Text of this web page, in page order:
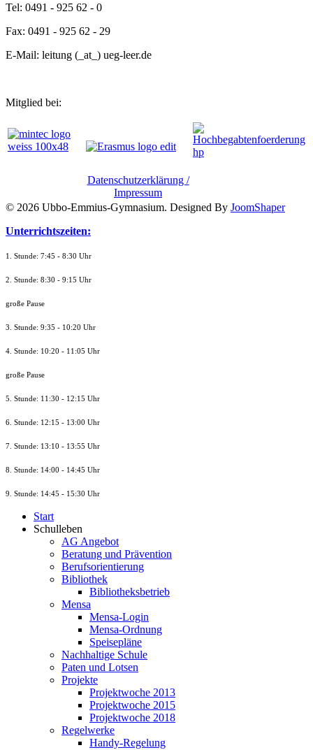
Tel: 0491 - 925 62 - 0
Fax: 0491 - 925 62 - 29
E-Mail: leitung (_at_) ueg-leer.de
Mitglied bei:
Datenschutzerklärung /
Impressum
© 2026 Ubbo-Emmius-Gymnasium. Designed By JoomShaper
Unterrichtszeiten:
1. Stunde: 7:45 - 8:30 Uhr
2. Stunde: 8:30 - 9:15 Uhr
große Pause
3. Stunde: 9:35 - 10:20 Uhr
4. Stunde: 10:20 - 11:05 Uhr
große Pause
5. Stunde: 11:30 - 12:15 Uhr
6. Stunde: 12:15 - 13:00 Uhr
7. Stunde: 13:10 - 13:55 Uhr
8. Stunde: 14:00 - 14:45 Uhr
9. Stunde: 14:45 - 15:30 Uhr
Start
Schulleben
AG Angebot
Beratung und Prävention
Berufsorientierung
Bibliothek
Bibliotheksbetrieb
Mensa
Mensa-Login
Mensa-Ordnung
Speisepläne
Nachhaltige Schule
Paten und Lotsen
Projekte
Projektwoche 2013
Projektwoche 2015
Projektwoche 2018
Regelwerke
Handy-Regelung